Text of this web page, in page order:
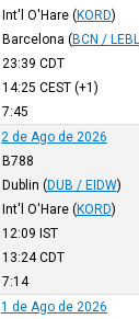
Int'l O'Hare (KORD)
Barcelona (BCN / LEBL
23:39 CDT
14:25 CEST(+1)
7:45
2 de Ago de 2026
B788
Dublin (DUB / EIDW)
Int'l O'Hare (KORD)
12:09 IST
13:24CDT
7:14
1 de Ago de 2026